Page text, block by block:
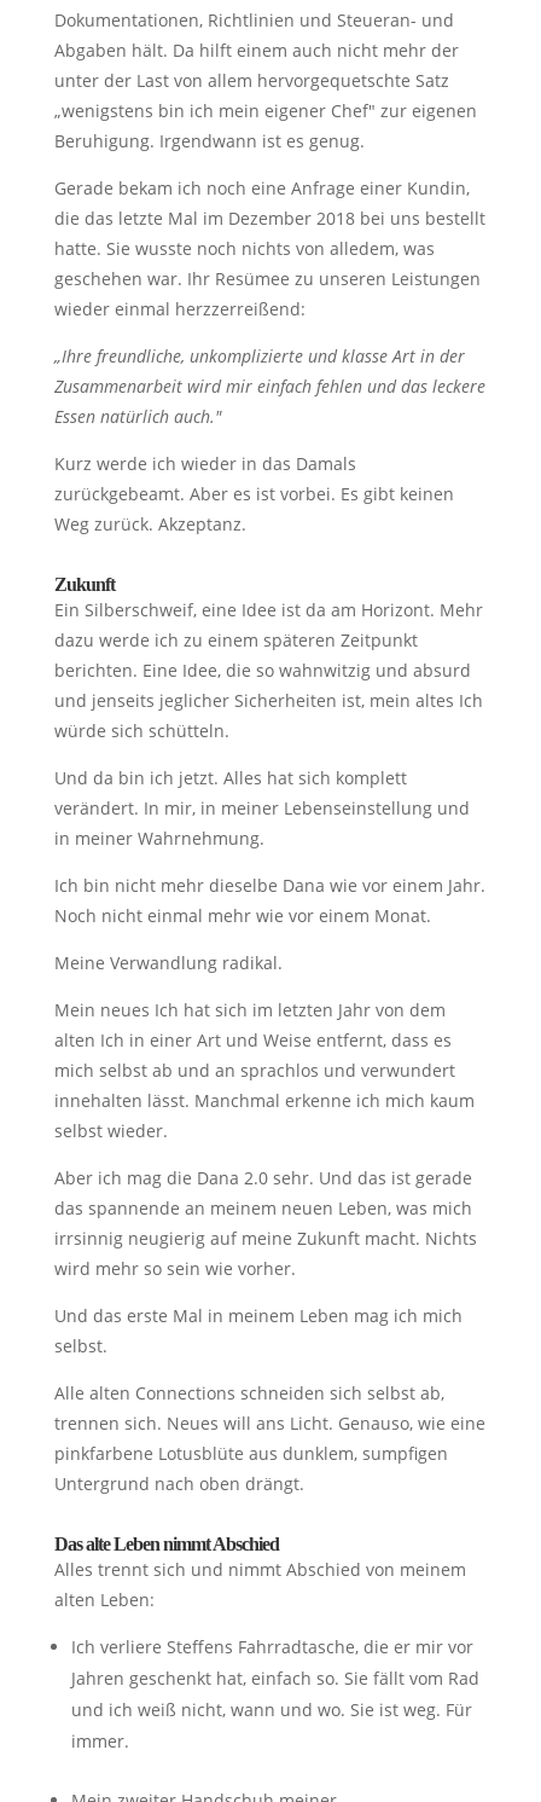
Dokumentationen, Richtlinien und Steueran- und
Abgaben hält. Da hilft einem auch nicht mehr der
unter der Last von allem hervorgequetschte Satz
„wenigstens bin ich mein eigener Chef" zur eigenen
Beruhigung. Irgendwann ist es genug.
Gerade bekam ich noch eine Anfrage einer Kundin,
die das letzte Mal im Dezember 2018 bei uns bestellt
hatte. Sie wusste noch nichts von alledem, was
geschehen war. Ihr Resümee zu unseren Leistungen
wieder einmal herzzerreißend:
„Ihre freundliche, unkomplizierte und klasse Art in der
Zusammenarbeit wird mir einfach fehlen und das leckere
Essen natürlich auch."
Kurz werde ich wieder in das Damals
zurückgebeamt. Aber es ist vorbei. Es gibt keinen
Weg zurück. Akzeptanz.
Zukunft
Ein Silberschweif, eine Idee ist da am Horizont. Mehr
dazu werde ich zu einem späteren Zeitpunkt
berichten. Eine Idee, die so wahnwitzig und absurd
und jenseits jeglicher Sicherheiten ist, mein altes Ich
würde sich schütteln.
Und da bin ich jetzt. Alles hat sich komplett
verändert. In mir, in meiner Lebenseinstellung und
in meiner Wahrnehmung.
Ich bin nicht mehr dieselbe Dana wie vor einem Jahr.
Noch nicht einmal mehr wie vor einem Monat.
Meine Verwandlung radikal.
Mein neues Ich hat sich im letzten Jahr von dem
alten Ich in einer Art und Weise entfernt, dass es
mich selbst ab und an sprachlos und verwundert
innehalten lässt. Manchmal erkenne ich mich kaum
selbst wieder.
Aber ich mag die Dana 2.0 sehr. Und das ist gerade
das spannende an meinem neuen Leben, was mich
irrsinnig neugierig auf meine Zukunft macht. Nichts
wird mehr so sein wie vorher.
Und das erste Mal in meinem Leben mag ich mich
selbst.
Alle alten Connections schneiden sich selbst ab,
trennen sich. Neues will ans Licht. Genauso, wie eine
pinkfarbene Lotusblüte aus dunklem, sumpfigen
Untergrund nach oben drängt.
Das alte Leben nimmt Abschied
Alles trennt sich und nimmt Abschied von meinem
alten Leben:
Ich verliere Steffens Fahrradtasche, die er mir vor
Jahren geschenkt hat, einfach so. Sie fällt vom Rad
und ich weiß nicht, wann und wo. Sie ist weg. Für
immer.